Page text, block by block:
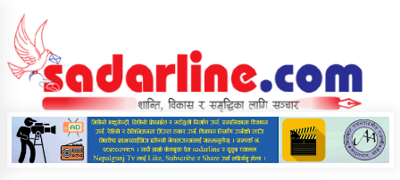
content
News For Nepal